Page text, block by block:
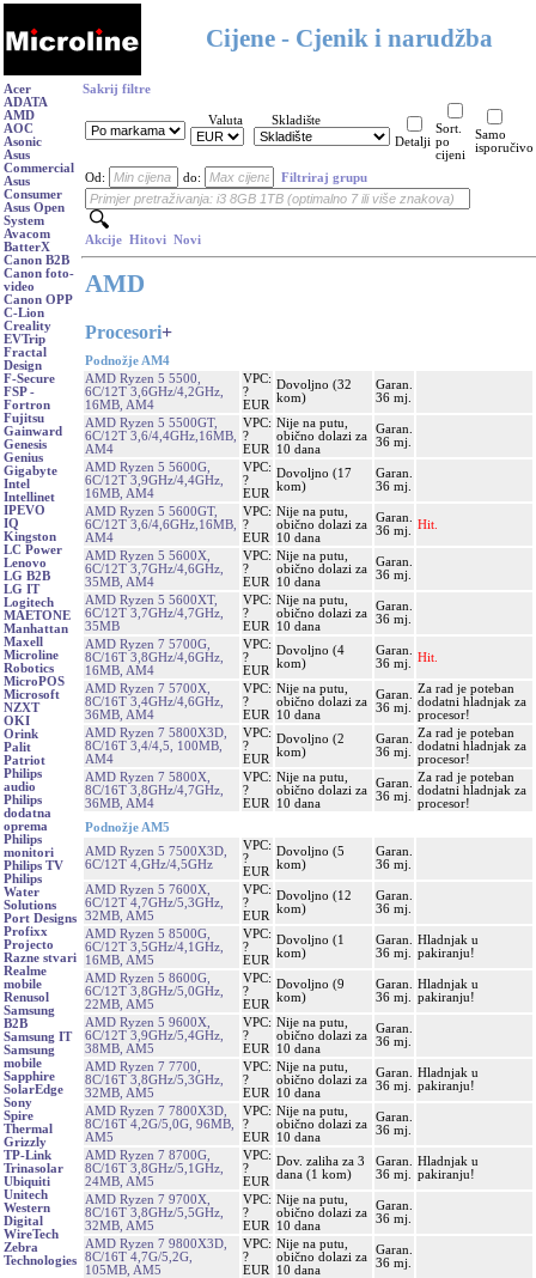
Cijene - Cjenik i narudžba
Acer
ADATA
AMD
AOC
Asonic
Asus
Commercial
Asus
Consumer
Asus Open
System
Avacom
BatterX
Canon B2B
Canon foto-
video
Canon OPP
C-Lion
Creality
EVTrip
Fractal
Design
F-Secure
FSP -
Fortron
Fujitsu
Gainward
Genesis
Genius
Gigabyte
Intel
Intellinet
IPEVO
IQ
Kingston
LC Power
Lenovo
LG B2B
LG IT
Logitech
MAETONE
Manhattan
Maxell
Microline
Robotics
MicroPOS
Microsoft
NZXT
OKI
Orink
Palit
Patriot
Philips
audio
Philips
dodatna
oprema
Philips
monitori
Philips TV
Philips
Water
Solutions
Port Designs
Profixx
Projecto
Razne stvari
Realme
mobile
Renusol
Samsung
B2B
Samsung IT
Samsung
mobile
Sapphire
SolarEdge
Sony
Spire
Thermal
Grizzly
TP-Link
Trinasolar
Ubiquiti
Unitech
Western
Digital
WireTech
Zebra
Technologies
Sakrij filtre
Valuta
Skladište
Detalji
Sort.
po
cijeni
Samo
isporučivo
Od: do: Filtriraj grupu
Akcije Hitovi Novi
AMD
Procesori+
Podnožje AM4
AMD Ryzen 5 5500,
6C/12T 3,6GHz/4,2GHz,
16MB, AM4
VPC:
?
EUR
Dovoljno (32
kom)
Garan.
36 mj.
AMD Ryzen 5 5500GT,
6C/12T 3,6/4,4GHz,16MB,
AM4
VPC:
?
EUR
Nije na putu,
obično dolazi za
10 dana
Garan.
36 mj.
AMD Ryzen 5 5600G,
6C/12T 3,9GHz/4,4GHz,
16MB, AM4
VPC:
?
EUR
Dovoljno (17
kom)
Garan.
36 mj.
AMD Ryzen 5 5600GT,
6C/12T 3,6/4,6GHz,16MB,
AM4
VPC:
?
EUR
Nije na putu,
obično dolazi za
10 dana
Garan.
36 mj.
Hit.
AMD Ryzen 5 5600X,
6C/12T 3,7GHz/4,6GHz,
35MB, AM4
VPC:
?
EUR
Nije na putu,
obično dolazi za
10 dana
Garan.
36 mj.
AMD Ryzen 5 5600XT,
6C/12T 3,7GHz/4,7GHz,
35MB
VPC:
?
EUR
Nije na putu,
obično dolazi za
10 dana
Garan.
36 mj.
AMD Ryzen 7 5700G,
8C/16T 3,8GHz/4,6GHz,
16MB, AM4
VPC:
?
EUR
Dovoljno (4
kom)
Garan.
36 mj.
Hit.
AMD Ryzen 7 5700X,
8C/16T 3,4GHz/4,6GHz,
36MB, AM4
VPC:
?
EUR
Nije na putu,
obično dolazi za
10 dana
Garan.
36 mj.
Za rad je poteban
dodatni hladnjak za
procesor!
AMD Ryzen 7 5800X3D,
8C/16T 3,4/4,5, 100MB,
AM4
VPC:
?
EUR
Dovoljno (2
kom)
Garan.
36 mj.
Za rad je poteban
dodatni hladnjak za
procesor!
AMD Ryzen 7 5800X,
8C/16T 3,8GHz/4,7GHz,
36MB, AM4
VPC:
?
EUR
Nije na putu,
obično dolazi za
10 dana
Garan.
36 mj.
Za rad je poteban
dodatni hladnjak za
procesor!
Podnožje AM5
AMD Ryzen 5 7500X3D,
6C/12T 4,GHz/4,5GHz
VPC:
?
EUR
Dovoljno (5
kom)
Garan.
36 mj.
AMD Ryzen 5 7600X,
6C/12T 4,7GHz/5,3GHz,
32MB, AM5
VPC:
?
EUR
Dovoljno (12
kom)
Garan.
36 mj.
AMD Ryzen 5 8500G,
6C/12T 3,5GHz/4,1GHz,
16MB, AM5
VPC:
?
EUR
Dovoljno (1
kom)
Garan.
36 mj.
Hladnjak u
pakiranju!
AMD Ryzen 5 8600G,
6C/12T 3,8GHz/5,0GHz,
22MB, AM5
VPC:
?
EUR
Dovoljno (9
kom)
Garan.
36 mj.
Hladnjak u
pakiranju!
AMD Ryzen 5 9600X,
6C/12T 3,9GHz/5,4GHz,
38MB, AM5
VPC:
?
EUR
Nije na putu,
obično dolazi za
10 dana
Garan.
36 mj.
AMD Ryzen 7 7700,
8C/16T 3,8GHz/5,3GHz,
32MB, AM5
VPC:
?
EUR
Nije na putu,
obično dolazi za
10 dana
Garan.
36 mj.
Hladnjak u
pakiranju!
AMD Ryzen 7 7800X3D,
8C/16T 4,2G/5,0G, 96MB,
AM5
VPC:
?
EUR
Nije na putu,
obično dolazi za
10 dana
Garan.
36 mj.
AMD Ryzen 7 8700G,
8C/16T 3,8GHz/5,1GHz,
24MB, AM5
VPC:
?
EUR
Dov. zaliha za 3
dana (1 kom)
Garan.
36 mj.
Hladnjak u
pakiranju!
AMD Ryzen 7 9700X,
8C/16T 3,8GHz/5,5GHz,
32MB, AM5
VPC:
?
EUR
Nije na putu,
obično dolazi za
10 dana
Garan.
36 mj.
AMD Ryzen 7 9800X3D,
8C/16T 4,7G/5,2G,
105MB, AM5
VPC:
?
EUR
Nije na putu,
obično dolazi za
10 dana
Garan.
36 mj.